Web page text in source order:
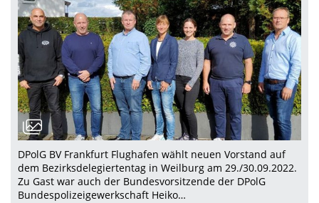
DPolG BV Frankfurt Flughafen wählt neuen Vorstand auf
dem Bezirksdelegiertentag in Weilburg am 29./30.09.2022.
Zu Gast war auch der Bundesvorsitzende der DPolG
Bundespolizeigewerkschaft Heiko…